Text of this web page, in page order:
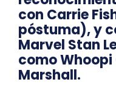
con Carrie
póstuma), y
Marvel Stan
como
Marshall.